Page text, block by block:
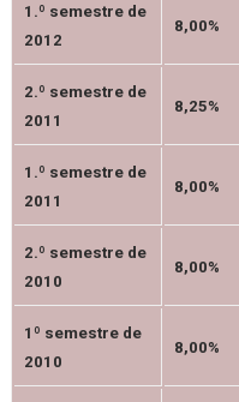
1.º semestre de
2012
8,00%
2.º semestre de
2011
8,25%
1.º semestre de
2011
8,00%
2.º semestre de
2010
8,00%
1º semestre de
2010
8,00%